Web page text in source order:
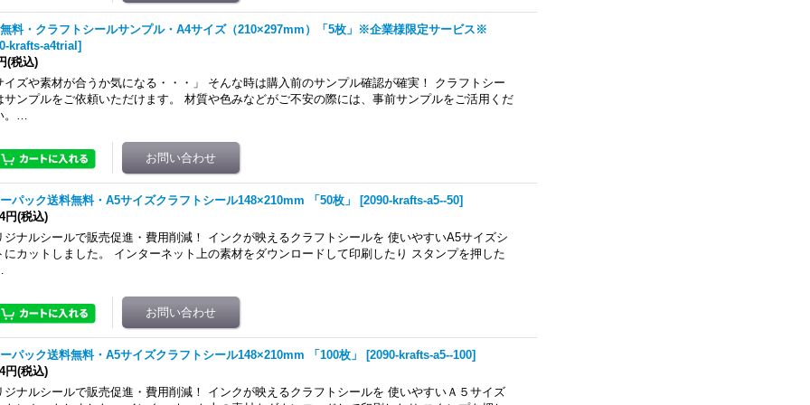
料・クラフトシールサンプル・A4サイズ（210×297mm）「5枚」※企業様限定サービス※
krafts-a4trial]
(税込)
イズや素材が合うか気になる・・・」 そんな時は購入前のサンプル確認が確実！ クラフトシー
サンプルをご依頼いただけます。 材質や色みなどがご不安の際には、事前サンプルをご活用くだ
。…
パック送料無料・A5サイズクラフトシール148×210mm 「50枚」 [2090-krafts-a5--50]
円(税込)
ジナルシールで販売促進・費用削減！ インクが映えるクラフトシールを 使いやすいA5サイズシ
にカットしました。 インターネット上の素材をダウンロードして印刷したり スタンプを押した
パック送料無料・A5サイズクラフトシール148×210mm 「100枚」 [2090-krafts-a5--100]
円(税込)
ジナルシールで販売促進・費用削減！ インクが映えるクラフトシールを 使いやすいＡ５サイズ